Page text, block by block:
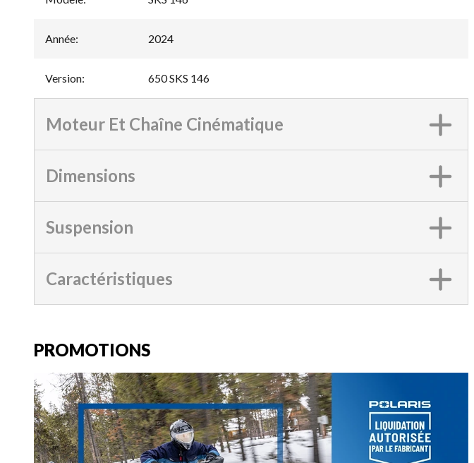
Année: 2024
Version: 650 SKS 146
Moteur Et Chaîne Cinématique
Dimensions
Suspension
Caractéristiques
PROMOTIONS